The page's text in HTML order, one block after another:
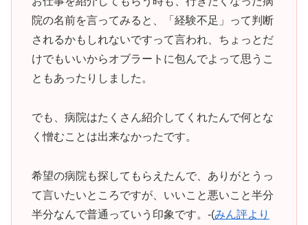
院の名前を言ってみると、「経験不足」って判断
されるかもしれないですって言われ、ちょっとだ
けでもいいからオブラートに包んでよって思うこ
ともあったりしました。
でも、病院はたくさん紹介してくれたんで何とな
く憎むことは出来なかったです。
希望の病院も探してもらえたんで、ありがとうっ
て言いたいところですが、いいこと悪いこと半分
半分なんで普通っていう印象です。-(みん評より